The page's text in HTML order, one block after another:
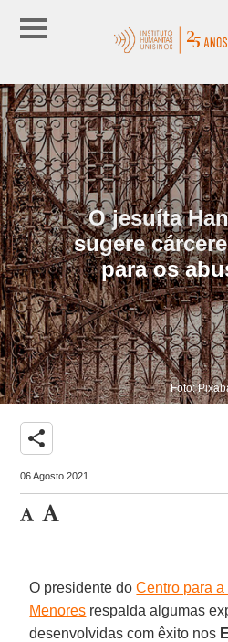
O jesuíta
sugere
para os
Foto:
share
06 Agosto 2021
O presidente doCentro para
Menores respalda algumas
desenvolvidas com êxito nos